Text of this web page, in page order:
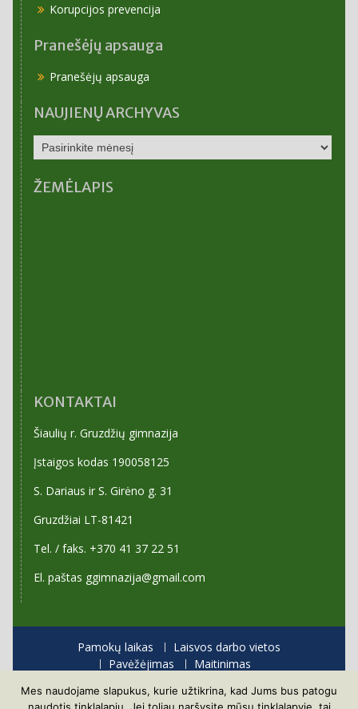
Korupcijos prevencija
Pranešėjų apsauga
Pranešėjų apsauga
NAUJIENŲ ARCHYVAS
NAUJIENŲ
ARCHYVAS
ŽEMĖLAPIS
KONTAKTAI
Šiaulių r. Gruzdžių gimnazija
Įstaigos kodas 190058125
S. Dariaus ir S. Girėno g. 31
Gruzdžiai LT-81421
Tel. / faks. +370 41 37 22 51
El. paštas ggimnazija@gmail.com
Pamokų laikas
Laisvos darbo vietos
Pavėžėjimas
Maitinimas
Visos teisės saugomos
Mes naudojame slapukus, kurie užtikrina, kad Jums bus patogu